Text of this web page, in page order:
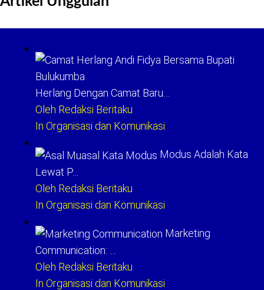
Herlang Dengan Camat Baru…
Oleh Redaksi Beritaku
In Organisasi dan Komunikasi
Modus Adalah Kata
Lewat P…
Oleh Redaksi Beritaku
In Organisasi dan Komunikasi
Marketing
Communication: …
Oleh Redaksi Beritaku
In Organisasi dan Komunikasi